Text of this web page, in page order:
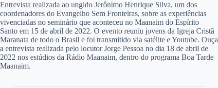
Entrevista realizada ao ungido Jerônimo Henrique Silva, um dos
coordenadores do Evangelho Sem Fronteiras, sobre as experiências
vivenciadas no seminário que aconteceu no Maanaim do Espírito
Santo em 15 de abril de 2022. O evento reuniu jovens da Igreja Cristã
Maranata de todo o Brasil e foi transmitido via satélite e Youtube. Ouça
a entrevista realizada pelo locutor Jorge Pessoa no dia 18 de abril de
2022 nos estúdios da Rádio Maanaim, dentro do programa Boa Tarde
Maanaim.